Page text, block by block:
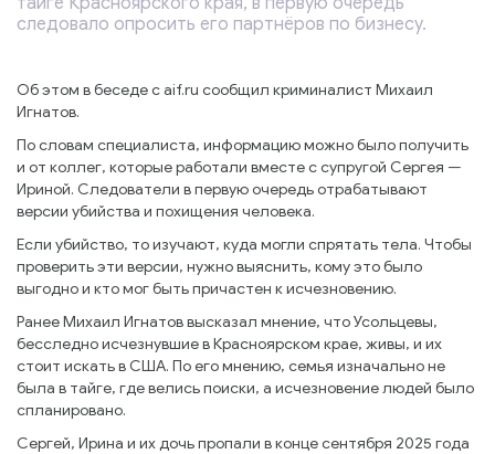
следовало опросить его партнёров по бизнесу.
Об этом в беседе с aif.ru сообщил криминалист Михаил
Игнатов.
По словам специалиста, информацию можно было получить
и от коллег, которые работали вместе с супругой Сергея —
Ириной. Следователи в первую очередь отрабатывают
версии убийства и похищения человека.
Если убийство, то изучают, куда могли спрятать тела. Чтобы
проверить эти версии, нужно выяснить, кому это было
выгодно и кто мог быть причастен к исчезновению.
Ранее Михаил Игнатов высказал мнение, что Усольцевы,
бесследно исчезнувшие в Красноярском крае, живы, и их
стоит искать в США. По его мнению, семья изначально не
была в тайге, где велись поиски, а исчезновение людей было
спланировано.
Сергей, Ирина и их дочь пропали в конце сентября 2025 года